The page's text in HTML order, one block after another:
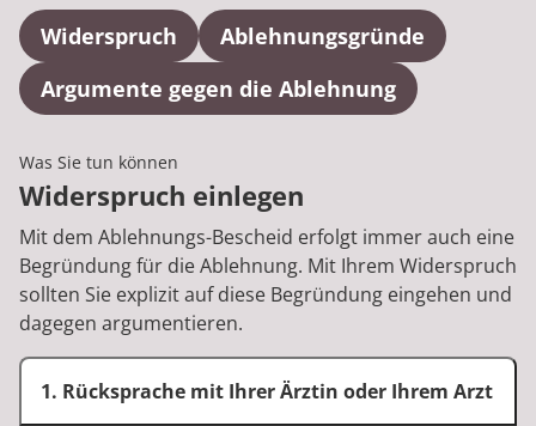
Karriere
Widerspruch
Ablehnungsgründe
Argumente gegen die Ablehnung
Was Sie tun können
Widerspruch einlegen
Mit dem Ablehnungs-Bescheid erfolgt immer auch eine
Begründung für die Ablehnung. Mit Ihrem Widerspruch
sollten Sie explizit auf diese Begründung eingehen und
dagegen argumentieren.
1. Rücksprache mit Ihrer Ärztin oder Ihrem Arzt